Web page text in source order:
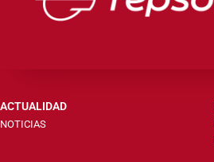
ACTUALIDAD
NOTICIAS